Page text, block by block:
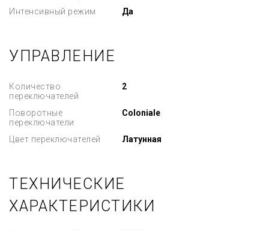
Интенсивный режим
Да
УПРАВЛЕНИЕ
Количество
переключателей
2
Поворотные
переключатели
Coloniale
Цвет переключателей Латунная
ТЕХНИЧЕСКИЕ
ХАРАКТЕРИСТИКИ